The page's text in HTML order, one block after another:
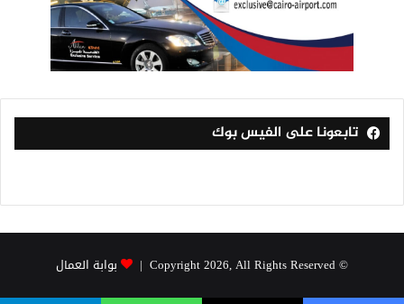
تابعونا على الفيس بوك
© Copyright 2026, All Rights Reserved | بوابة العمال